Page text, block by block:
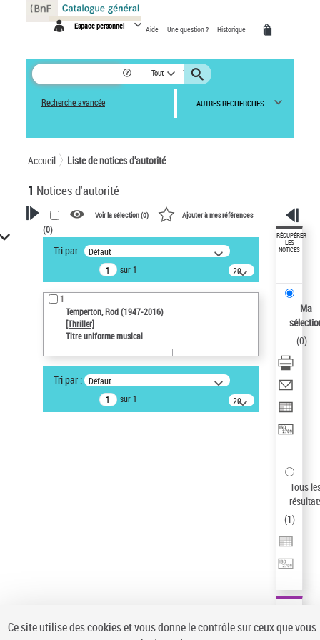
Espace personnel Aide Une question ? Historique
Tout
Recherche avancée AUTRES RECHERCHES
Accueil Liste de notices d’autorité
1 Notices d'autorité
VOTRE RECHERCHE
Recherche avancée dans les
notices d’autorité
Œuvres liées à l'auteur :
Temperton, Rod (1947-2016)
Sauvegarder votre recherche
AFFINER
Type de notice d'autorité
Voir la sélection (0) Ajouter à mes références
(0)
Tri par : Défaut
sur 1
20
résultats/page
1
Temperton, Rod (1947-2016)
[Thriller]
Titre uniforme musical
Tri par : Défaut
sur 1
20
résultats/page
RÉCUPÉRER
LES
NOTICES
Ma
(0)
Tous
(1)
Panneau de gestion des cookies
Ce site utilise des cookies et vous donne le contrôle sur ceux que vous